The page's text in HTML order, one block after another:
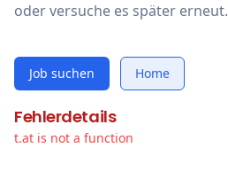
oder versuche es später erneut.
Job suchen Home
Fehlerdetails
t.at is not a function